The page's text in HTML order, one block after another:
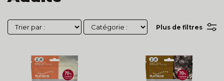
Plus de filtres